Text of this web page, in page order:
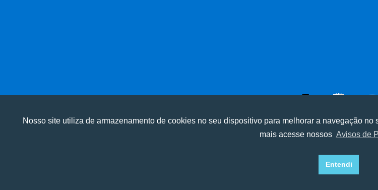
Utilizamos cookies para oferecer melhor experiência, melhorar o desempenho,
Recusar Cookies Aceitar
Utilizamos cookies para oferecer melhor experiência, melhorar o desempenho,
Recusar Cookies Aceitar
Nosso site utiliza de armazenamento de cookies no seu dispositivo para melhorar a navegação
mais acesse nossos Avisos de
Entendi